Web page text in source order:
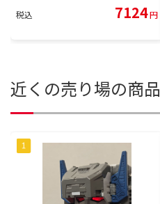
税込 7124円
近くの売り場の商品